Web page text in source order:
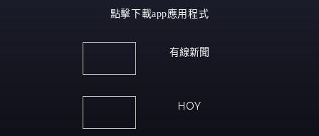
點擊下載app應用程式
有線新聞
HOY